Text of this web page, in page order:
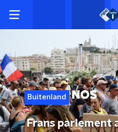
Buitenland
Frans parlement